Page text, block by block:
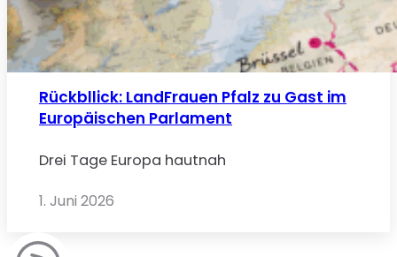
Rückbllick: LandFrauen Pfalz zu Gast im
Europäischen Parlament
Drei Tage Europa hautnah
1. Juni 2026